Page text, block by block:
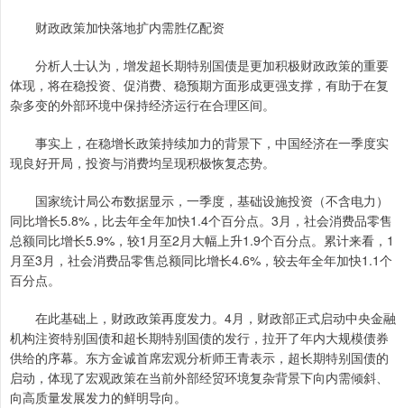
财政政策加快落地扩内需胜亿配资
分析人士认为，增发超长期特别国债是更加积极财政政策的重要
体现，将在稳投资、促消费、稳预期方面形成更强支撑，有助于在复
杂多变的外部环境中保持经济运行在合理区间。
事实上，在稳增长政策持续加力的背景下，中国经济在一季度实
现良好开局，投资与消费均呈现积极恢复态势。
国家统计局公布数据显示，一季度，基础设施投资（不含电力）
同比增长5.8%，比去年全年加快1.4个百分点。3月，社会消费品零售
总额同比增长5.9%，较1月至2月大幅上升1.9个百分点。累计来看，1
月至3月，社会消费品零售总额同比增长4.6%，较去年全年加快1.1个
百分点。
在此基础上，财政政策再度发力。4月，财政部正式启动中央金融
机构注资特别国债和超长期特别国债的发行，拉开了年内大规模债券
供给的序幕。东方金诚首席宏观分析师王青表示，超长期特别国债的
启动，体现了宏观政策在当前外部经贸环境复杂背景下向内需倾斜、
向高质量发展发力的鲜明导向。